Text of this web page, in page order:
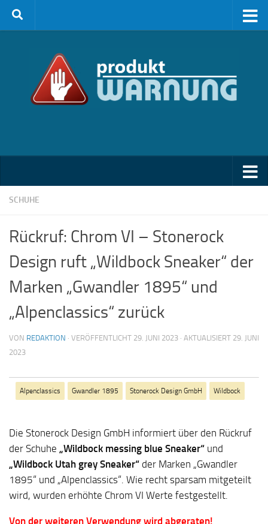
Zum Inhalt springen
SCHUHE
Rückruf: Chrom VI – Stonerock
Design ruft „Wildbock Sneaker“ der
Marken „Gwandler 1895“ und
„Alpenclassics“ zurück
VON REDAKTION · VERÖFFENTLICHT 29. JUNI 2023 · AKTUALISIERT 29. JUNI
2023
Alpenclassics Gwandler 1895 Stonerock Design GmbH Wildbock
Die Stonerock Design GmbH informiert über den Rückruf
der Schuhe „Wildbock messing blue Sneaker“ und
„Wildbock Utah grey Sneaker“ der Marken „Gwandler
1895“ und „Alpenclassics“. Wie recht sparsam mitgeteilt
wird, wurden erhöhte Chrom VI Werte festgestellt.
Von der weiteren Verwendung wird abgeraten!